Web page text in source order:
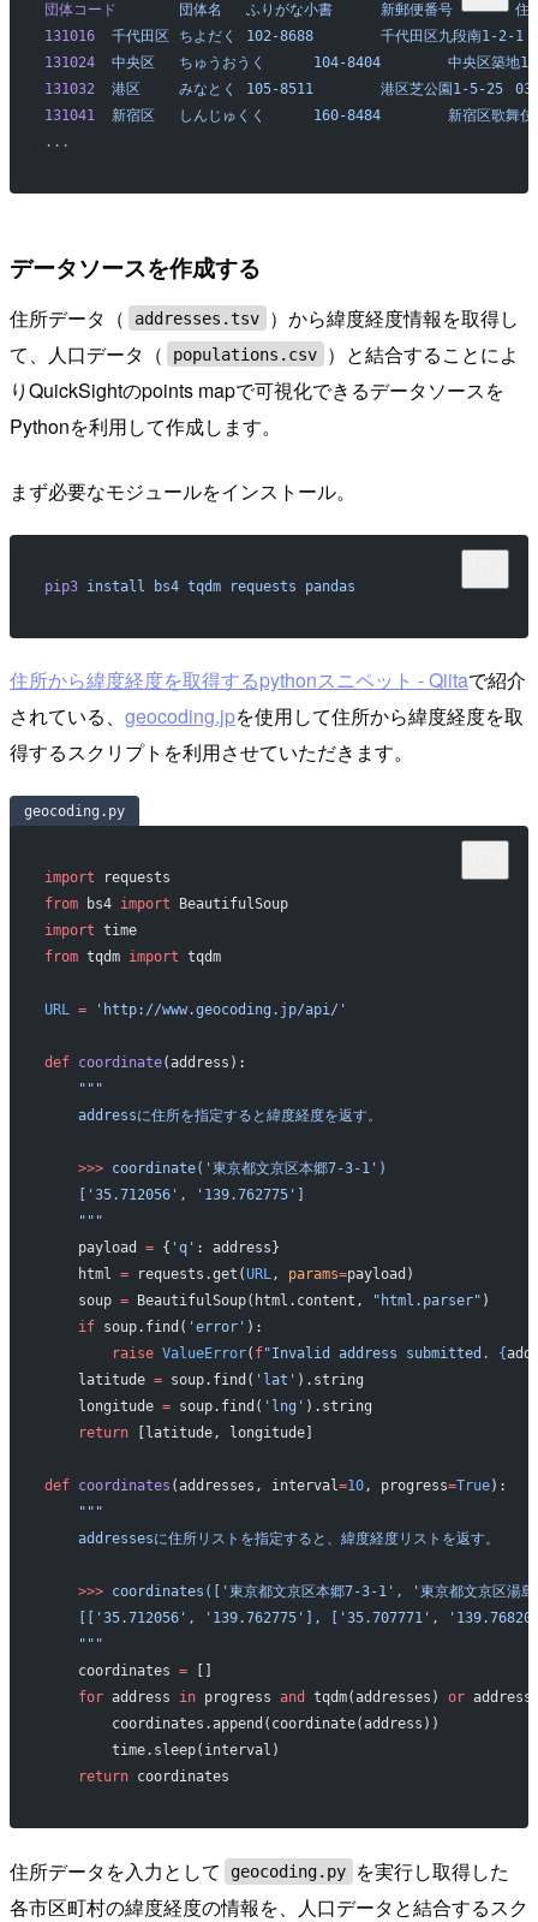
団体コード
	団体名
	ふりがな小書
	新郵便番号
住
131016
	千代田区
	ちよだく
	102-8688
	千代田区九段南1-2-1
131024
	中央区
	ちゅうおうく
	104-8404
中央区築地
131032
	港区
	みなとく
	105-8511
	港区芝公園1-5-25
131041
	新宿区
	しんじゅくく
	160-8484
新宿区歌舞
...
データソースを作成する
住所データ（ addresses.tsv
）から緯度経度情報を取得し
て、人口データ（
populations.csv
）と結合することによ
りQuickSightのpoints mapで可視化できるデータソースを
Pythonを利用して作成します。
まず必要なモジュールをインストール。
pip3 install bs4 tqdm requests pandas
住所から緯度経度を取得するpythonスニペット - Qiitaで紹介
されている、 geocoding.jpを使用して住所から緯度経度を取
得するスクリプトを利用させていただきます。
geocoding.py
import requests
from bs4 import BeautifulSoup
import time
from tqdm import tqdm
URL = 'http://www.geocoding.jp/api/'
def coordinate(address):
    """
    addressに住所を指定すると緯度経度を返す。
    >>>
coordinate('東京都文京区本郷7-3-1')
    ['35.712056', '139.762775']
    """
    payload
= { 'q' : address}
    html
= requests.get(URL, params=payload)
    soup
= BeautifulSoup(html.content, "html.parser" )
    if
soup.find( 'error' ):
        raise
ValueError( f"Invalid address submitted. {
    latitude
= soup.find( 'lat' ).string
    longitude
= soup.find( 'lng' ).string
    return
[latitude, longitude]
def coordinates (addresses, interval=10, progress=True):
    """
    addressesに住所リストを指定すると、緯度経度リストを返す。
    >>>
coordinates(['東京都文京区本郷7-3-1', '東京都文京区湯
[['35.712056', '139.762775'], ['35.707771',
    """
    coordinates
= []
    for
address in progress and tqdm(addresses) or
        coordinates.append(coordinate(address))
        time.sleep(interval)
    return
coordinates
住所データを入力として geocoding.py
を実行し取得した
各市区町村の緯度経度の情報を、人口データと結合するスク